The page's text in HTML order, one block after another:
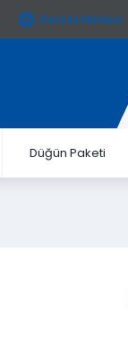
Destek Merkezi
Düğün Paketi